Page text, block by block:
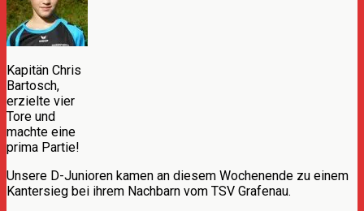
Kapitän Chris
Bartosch,
erzielte vier
Tore und
machte eine
prima Partie!
Unsere D-Junioren kamen an diesem Wochenende zu einem
Kantersieg bei ihrem Nachbarn vom TSV Grafenau.